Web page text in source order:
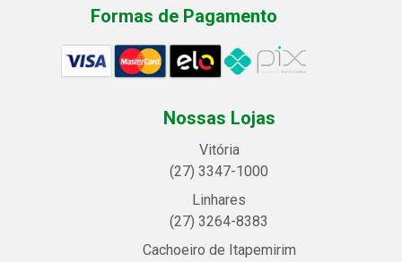
Formas de Pagamento
Nossas Lojas
Vitória
(27) 3347-1000
Linhares
(27) 3264-8383
Cachoeiro de Itapemirim